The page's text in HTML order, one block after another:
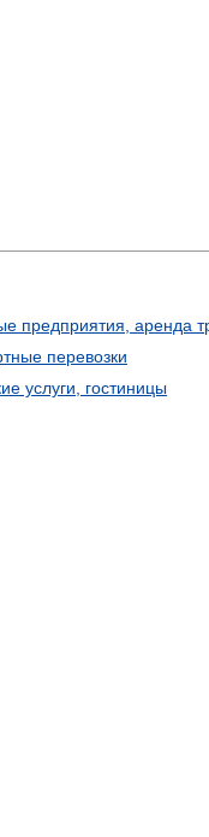
предприятия, аренда
перевозки
услуги, гостиницы